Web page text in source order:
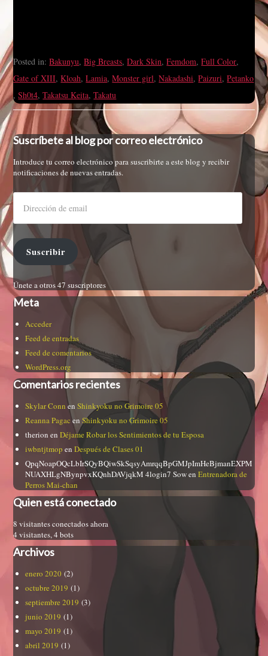
Posted in:Bakunyu,Big Breasts,Dark Skin,Femdom,Full Color,
Gate of XIII,Kloah,Lamia,Monster girl,Nakadashi,Paizuri,Petanko
,Sh0t4,Takatsu Keita,Takatu
Suscríbete al blog por correo electrónico
Introduce tu correo electrónico para suscribirte a este blog y recibir
notificaciones de nuevas entradas.
Suscribir
Únete a otros 47 suscriptores
Meta
Acceder
Feed de entradas
Feed de comentarios
WordPress.org
Comentarios recientes
Skylar Conn enShinkyoku no Grimoire 05
Reanna PagacenShinkyoku no Grimoire 05
therion enDéjame Robar los Sentimientos de tu Esposa
iwbntjtmop enDespués de Clases 01
QpqNoapOQcLbIrSQyBQiwSkSqsyAmrqqBpGMJpImHeBjmanEXPM
NUAXHLgNBynpvxKQnhDAVjqkM 4login7 SowenEntrenadora de
Perros Mai-chan
Quien está conectado
8 visitantes conectados ahora
4 visitantes,4 bots
Archivos
enero 2020 (2)
octubre 2019 (1)
septiembre 2019 (3)
junio 2019 (1)
mayo 2019 (1)
abril 2019 (1)